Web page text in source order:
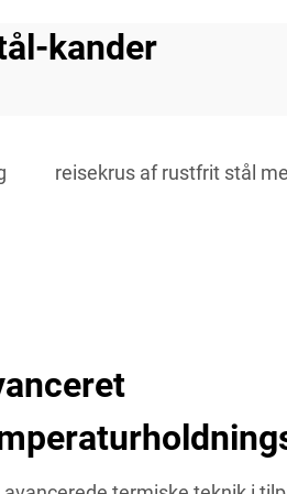
kander
reisekrus af rustfrit stål